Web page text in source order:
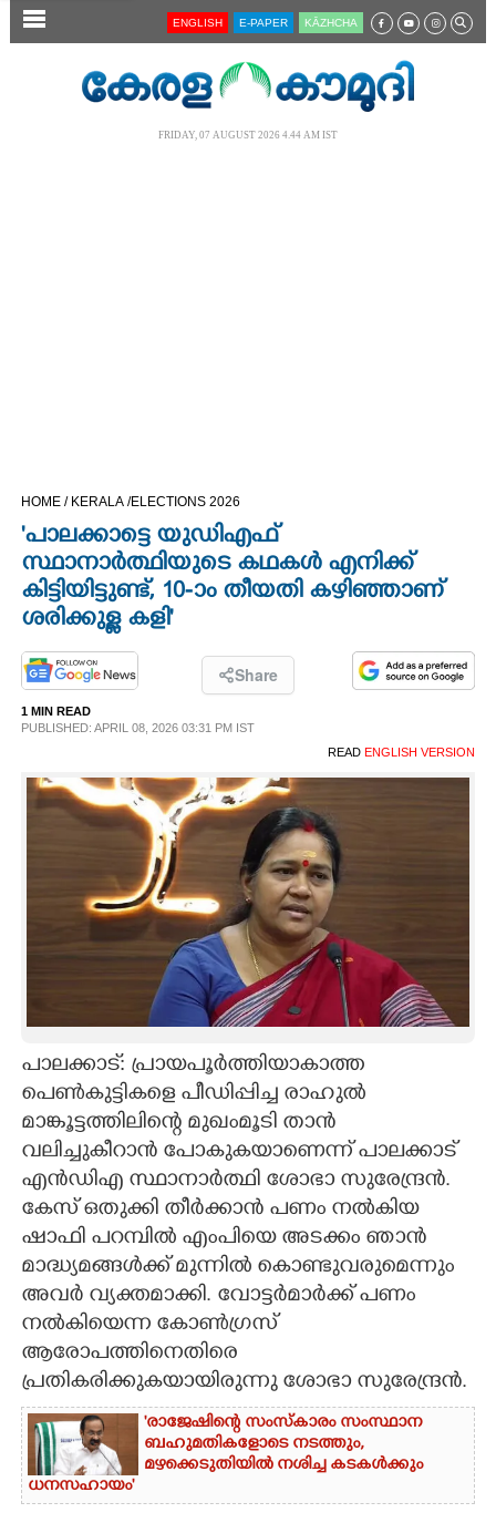
SECTIONS
OPINION
LIFESTYLE
CARTOONS
LITERATURE
ZOOM
CONTACT US
ENGLISH E-PAPER KĀZHCHA
FRIDAY, 07 AUGUST 2026 4.44 AM IST
HOME / KERALA /ELECTIONS 2026
'പാലക്കാട്ടെ യുഡിഎഫ്
സ്ഥാനാർത്ഥിയുടെ കഥകൾ എനിക്ക്
കിട്ടിയിട്ടുണ്ട്, 10-ാം തീയതി കഴിഞ്ഞാണ്
ശരിക്കുള്ള കളി'
Share
1 MIN READ
PUBLISHED: APRIL 08, 2026 03:31 PM IST
READ ENGLISH VERSION
പാലക്കാട്: പ്രായപൂർത്തിയാകാത്ത
പെൺകുട്ടികളെ പീഡിപ്പിച്ച രാഹുൽ
മാങ്കൂട്ടത്തിലിന്റെ മുഖംമൂടി താൻ
വലിച്ചുകീറാൻ പോകുകയാണെന്ന് പാലക്കാട്
എൻഡിഎ സ്ഥാനാർത്ഥി ശോഭാ സുരേന്ദ്രൻ.
കേസ് ഒതുക്കി തീർക്കാൻ പണം നൽകിയ
ഷാഫി പറമ്പിൽ എംപിയെ അടക്കം ഞാൻ
മാദ്ധ്യമങ്ങൾക്ക് മുന്നിൽ കൊണ്ടുവരുമെന്നും
അവ‌ർ വ്യക്തമാക്കി. വോട്ടർമാർക്ക് പണം
നൽകിയെന്ന കോൺഗ്രസ്
ആരോപത്തിനെതിരെ
പ്രതികരിക്കുകയായിരുന്നു ശോഭാ സുരേന്ദ്രൻ.
'രാജേഷിന്റെ സംസ്കാരം സംസ്ഥാന
ബഹുമതികളോടെ നടത്തും,
മഴക്കെടുതിയിൽ നശിച്ച കടകൾക്കും
ധനസഹായം'